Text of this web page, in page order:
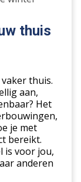
thuis
thuis.
aan,
Het
je met
bereikt.
is voor jou,
anderen